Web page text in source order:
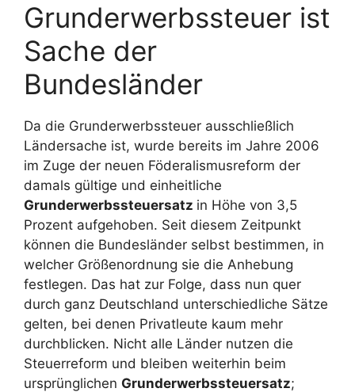
Grunderwerbssteuer ist
Sache der
Bundesländer
Da die Grunderwerbssteuer ausschließlich
Ländersache ist, wurde bereits im Jahre 2006
im Zuge der neuen Föderalismusreform der
damals gültige und einheitliche
Grunderwerbssteuersatz in Höhe von 3,5
Prozent aufgehoben. Seit diesem Zeitpunkt
können die Bundesländer selbst bestimmen, in
welcher Größenordnung sie die Anhebung
festlegen. Das hat zur Folge, dass nun quer
durch ganz Deutschland unterschiedliche Sätze
gelten, bei denen Privatleute kaum mehr
durchblicken. Nicht alle Länder nutzen die
Steuerreform und bleiben weiterhin beim
ursprünglichen Grunderwerbssteuersatz;